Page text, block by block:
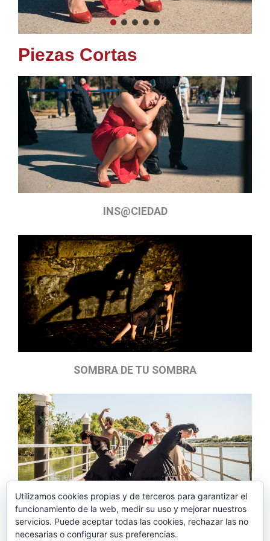
Piezas Cortas
INS@CIEDAD
SOMBRA DE TU SOMBRA
IMPROBATACIONES
Utilizamos cookies propias y de terceros para garantizar el
funcionamiento de la web, medir su uso y mejorar nuestros
servicios. Puede aceptar todas las cookies, rechazar las no
necesarias o configurar sus preferencias.